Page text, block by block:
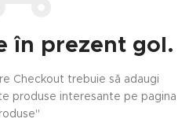
în prezent gol.
Checkout trebuie să adaugi
produse interesante pe pagina